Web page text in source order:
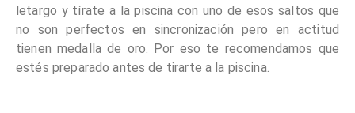
letargo y tírate a la piscina con uno de esos saltos que
no son perfectos en sincronización pero en actitud
tienen medalla de oro. Por eso te recomendamos que
estés preparado antes de tirarte a la piscina.